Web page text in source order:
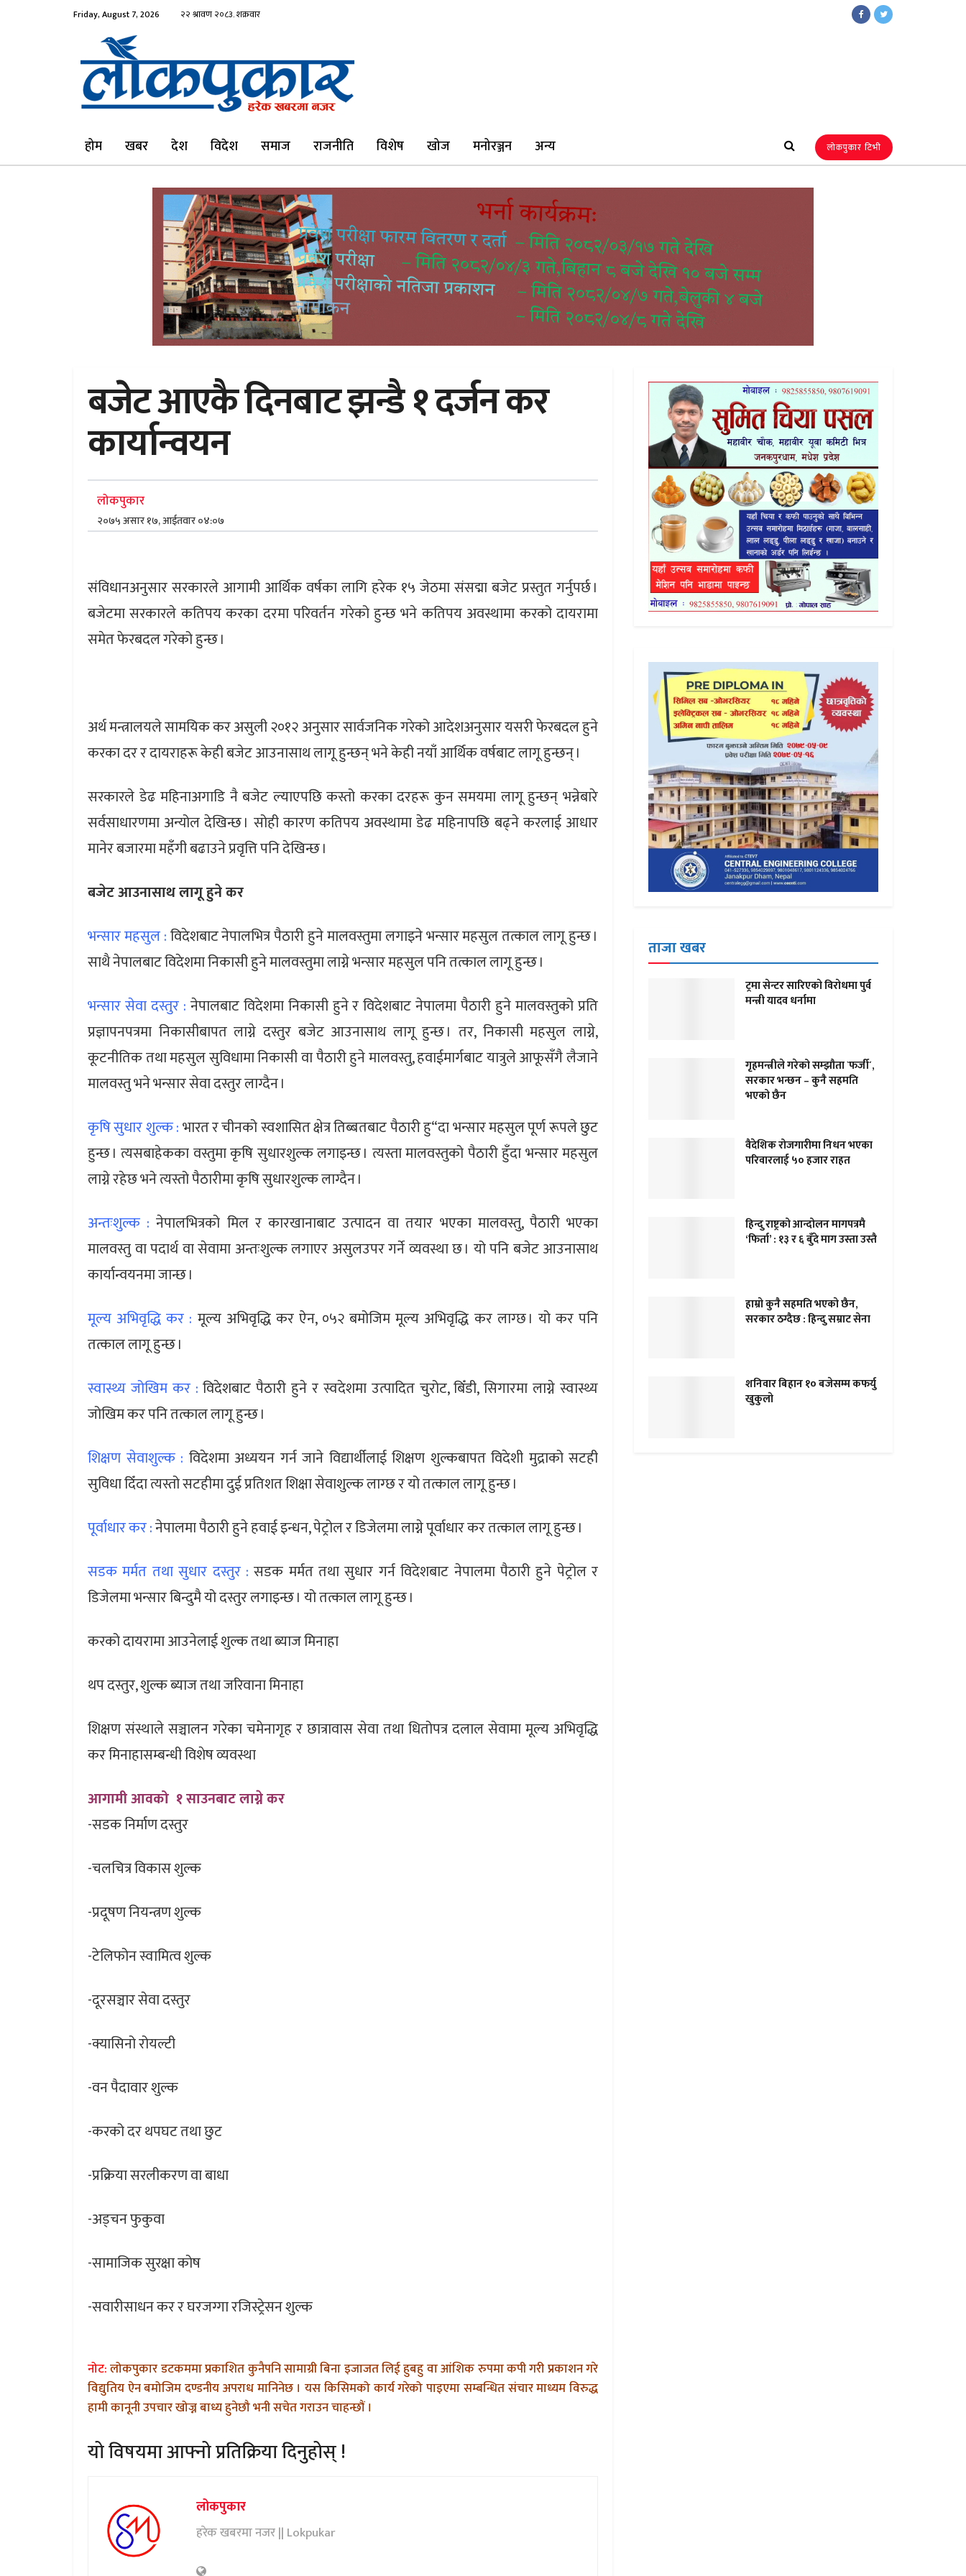
Friday, August 7, 2026
होम खबर देश विदेश समाज राजनीति विशेष खोज मनोरञ्जन अन्य लोकपुकार टिभी
बजेट आएकै दिनबाट झन्डै १ दर्जन कर
कार्यान्वयन
लोकपुकार
२०७५ असार १७, आईतवार ०४:०७
संविधानअनुसार सरकारले आगामी आर्थिक वर्षका लागि हरेक १५ जेठमा संसद्मा बजेट प्रस्तुत गर्नुपर्छ ।
बजेटमा सरकारले कतिपय करका दरमा परिवर्तन गरेको हुन्छ भने कतिपय अवस्थामा करको दायरामा
समेत फेरबदल गरेको हुन्छ ।
अर्थ मन्त्रालयले सामयिक कर असुली २०१२ अनुसार सार्वजनिक गरेको आदेशअनुसार यसरी फेरबदल हुने
करका दर र दायराहरू केही बजेट आउनासाथ लागू हुन्छन् भने केही नयाँ आर्थिक वर्षबाट लागू हुन्छन् ।
सरकारले डेढ महिनाअगाडि नै बजेट ल्याएपछि कस्तो करका दरहरू कुन समयमा लागू हुन्छन् भन्नेबारे
सर्वसाधारणमा अन्योल देखिन्छ । सोही कारण कतिपय अवस्थामा डेढ महिनापछि बढ्ने करलाई आधार
मानेर बजारमा महँगी बढाउने प्रवृत्ति पनि देखिन्छ ।
बजेट आउनासाथ लागू हुने कर
भन्सार महसुल :विदेशबाट नेपालभित्र पैठारी हुने मालवस्तुमा लगाइने भन्सार महसुल तत्काल लागू हुन्छ ।
साथै नेपालबाट विदेशमा निकासी हुने मालवस्तुमा लाग्ने भन्सार महसुल पनि तत्काल लागू हुन्छ ।
भन्सार सेवा दस्तुर : नेपालबाट विदेशमा निकासी हुने र विदेशबाट नेपालमा पैठारी हुने मालवस्तुको प्रति
प्रज्ञापनपत्रमा निकासीबापत लाग्ने दस्तुर बजेट आउनासाथ लागू हुन्छ । तर, निकासी महसुल लाग्ने,
कूटनीतिक तथा महसुल सुविधामा निकासी वा पैठारी हुने मालवस्तु, हवाईमार्गबाट यात्रुले आफूसँगै लैजाने
मालवस्तु भने भन्सार सेवा दस्तुर लाग्दैन ।
कृषि सुधार शुल्क :भारत र चीनको स्वशासित क्षेत्र तिब्बतबाट पैठारी हु“दा भन्सार महसुल पूर्ण रूपले छुट
हुन्छ । त्यसबाहेकका वस्तुमा कृषि सुधारशुल्क लगाइन्छ । त्यस्ता मालवस्तुको पैठारी हुँदा भन्सार महसुल
लाग्ने रहेछ भने त्यस्तो पैठारीमा कृषि सुधारशुल्क लाग्दैन ।
अन्तःशुल्क : नेपालभित्रको मिल र कारखानाबाट उत्पादन वा तयार भएका मालवस्तु, पैठारी भएका
मालवस्तु वा पदार्थ वा सेवामा अन्तःशुल्क लगाएर असुलउपर गर्ने व्यवस्था छ । यो पनि बजेट आउनासाथ
कार्यान्वयनमा जान्छ ।
मूल्य अभिवृद्धि कर : मूल्य अभिवृद्धि कर ऐन, ०५२ बमोजिम मूल्य अभिवृद्धि कर लाग्छ । यो कर पनि
तत्काल लागू हुन्छ ।
स्वास्थ्य जोखिम कर : विदेशबाट पैठारी हुने र स्वदेशमा उत्पादित चुरोट, बिँडी, सिगारमा लाग्ने स्वास्थ्य
जोखिम कर पनि तत्काल लागू हुन्छ ।
शिक्षण सेवाशुल्क : विदेशमा अध्ययन गर्न जाने विद्यार्थीलाई शिक्षण शुल्कबापत विदेशी मुद्राको सटही
सुविधा दिँदा त्यस्तो सटहीमा दुई प्रतिशत शिक्षा सेवाशुल्क लाग्छ र यो तत्काल लागू हुन्छ ।
पूर्वाधार कर :नेपालमा पैठारी हुने हवाई इन्धन, पेट्रोल र डिजेलमा लाग्ने पूर्वाधार कर तत्काल लागू हुन्छ ।
सडक मर्मत तथा सुधार दस्तुर : सडक मर्मत तथा सुधार गर्न विदेशबाट नेपालमा पैठारी हुने पेट्रोल र
डिजेलमा भन्सार बिन्दुमै यो दस्तुर लगाइन्छ । यो तत्काल लागू हुन्छ ।
करको दायरामा आउनेलाई शुल्क तथा ब्याज मिनाहा
थप दस्तुर, शुल्क ब्याज तथा जरिवाना मिनाहा
शिक्षण संस्थाले सञ्चालन गरेका चमेनागृह र छात्रावास सेवा तथा धितोपत्र दलाल सेवामा मूल्य अभिवृद्धि
कर मिनाहासम्बन्धी विशेष व्यवस्था
आगामी आवको १ साउनबाट लाग्ने कर
-सडक निर्माण दस्तुर
-चलचित्र विकास शुल्क
-प्रदूषण नियन्त्रण शुल्क
-टेलिफोन स्वामित्व शुल्क
-दूरसञ्चार सेवा दस्तुर
-क्यासिनो रोयल्टी
-वन पैदावार शुल्क
-करको दर थपघट तथा छुट
-प्रक्रिया सरलीकरण वा बाधा
-अड्चन फुकुवा
-सामाजिक सुरक्षा कोष
-सवारीसाधन कर र घरजग्गा रजिस्ट्रेसन शुल्क
नोट:लोकपुकार डटकममा प्रकाशित कुनैपनि सामाग्री बिना इजाजत लिई हुबहु वा आंशिक रुपमा कपी गरी प्रकाशन गरे
विद्युतिय ऐन बमोजिम दण्डनीय अपराध मानिनेछ । यस किसिमको कार्य गरेको पाइएमा सम्बन्धित संचार माध्यम विरुद्ध
हामी कानूनी उपचार खोज्न बाध्य हुनेछौ भनी सचेत गराउन चाहन्छौं ।
यो विषयमा आफ्नो प्रतिक्रिया दिनुहोस् !
लोकपुकार
हरेक खबरमा नजर || Lokpukar
ताजा खबर
ट्रमा सेन्टर सारिएकाे विराेधमा पुर्व
मन्त्री यादव धर्नामा
गृहमन्त्रीले गरेको सम्झौता `फर्जी´,
सरकार भन्छन – कुनै सहमति
भएको छैन
वैदेशिक रोजगारीमा निधन भएका
परिवारलाई ५० हजार राहत
हिन्दु राष्ट्रको आन्दोलन मागपत्रमै
‘फिर्ता’ : १३ र ६ बुँदे माग उस्ता उस्तै
हाम्राे कुनै सहमति भएकाे छैन,
सरकार ठग्दैछ : हिन्दु सम्राट सेना
शनिवार बिहान १० बजेसम्म कफर्यु
खुकुलाे